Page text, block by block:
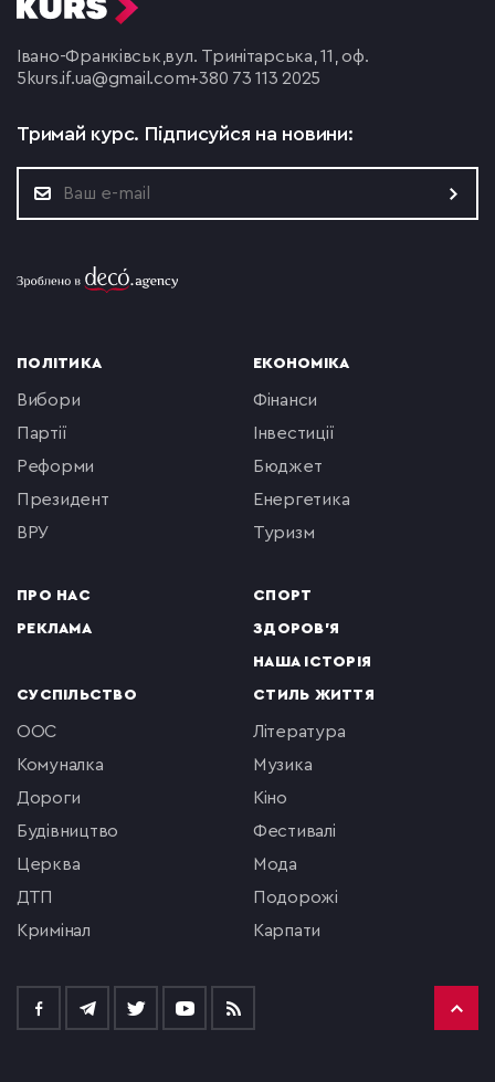
Івано-Франківськ,вул. Тринітарська, 11, оф.
5 kurs.if.ua@gmail.com+380 73 113 2025
Тримай курс. Підписуйся на новини:
ПОЛІТИКА
вибори
партії
реформи
президент
ВРУ
ПРО НАС
РЕКЛАМА
ЕКОНОМІКА
фінанси
інвестиції
бюджет
енергетика
туризм
СПОРТ
ЗДОРОВ'Я
НАША ІСТОРІЯ
СУСПІЛЬСТВО
ООС
комуналка
Дороги
будівництво
церква
ДТП
кримінал
СТИЛЬ ЖИТТЯ
література
музика
кіно
фестивалі
мода
подорожі
Карпати